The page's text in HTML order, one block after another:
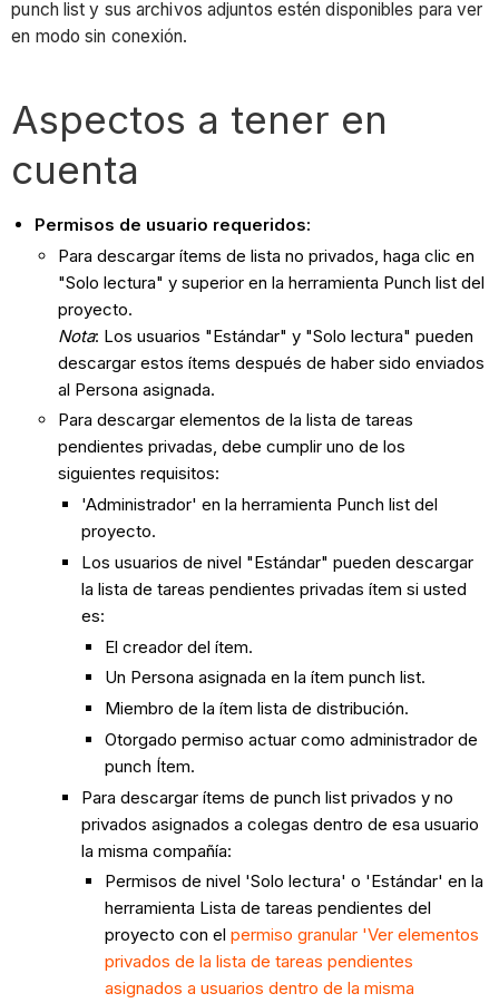
punch list y sus archivos adjuntos estén disponibles para ver
en modo sin conexión.
​Aspectos a tener en
cuenta
Permisos de usuario requeridos:
Para descargar ítems de lista no privados, haga clic en
"Solo lectura" y superior en la herramienta Punch list del
proyecto.
Nota: Los usuarios "Estándar" y "Solo lectura" pueden
descargar estos ítems después de haber sido enviados
al Persona asignada.
Para descargar elementos de la lista de tareas
pendientes privadas, debe cumplir uno de los
siguientes requisitos:
'Administrador' en la herramienta Punch list del
proyecto.
Los usuarios de nivel "Estándar" pueden descargar
la lista de tareas pendientes privadas ítem si usted
es:
El creador del ítem.
Un Persona asignada en la ítem punch list.
Miembro de la ítem lista de distribución.
Otorgado permiso actuar como administrador de
punch Ítem.
Para descargar ítems de punch list privados y no
privados asignados a colegas dentro de esa usuario
la misma compañía:
Permisos de nivel 'Solo lectura' o 'Estándar' en la
herramienta Lista de tareas pendientes del
proyecto con elpermiso granular 'Ver elementos
privados de la lista de tareas pendientes
asignados a usuarios dentro de la misma